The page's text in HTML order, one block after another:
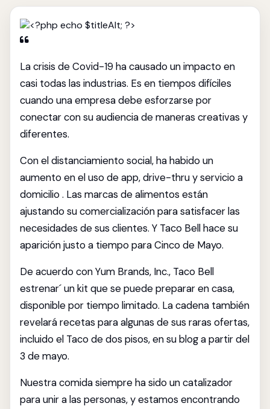
La crisis de Covid-19 ha causado un impacto en
casi todas las industrias. Es en tiempos difíciles
cuando una empresa debe esforzarse por
conectar con su audiencia de maneras creativas y
diferentes.
Con el distanciamiento social, ha habido un
aumento en el uso de app, drive-thru y servicio a
domicilio . Las marcas de alimentos están
ajustando su comercialización para satisfacer las
necesidades de sus clientes. Y Taco Bell hace su
aparición justo a tiempo para Cinco de Mayo.
De acuerdo con Yum Brands, Inc., Taco Bell
estrenar´ un kit que se puede preparar en casa,
disponible por tiempo limitado. La cadena también
revelará recetas para algunas de sus raras ofertas,
incluido el Taco de dos pisos, en su blog a partir del
3 de mayo.
Nuestra comida siempre ha sido un catalizador
para unir a las personas, y estamos encontrando